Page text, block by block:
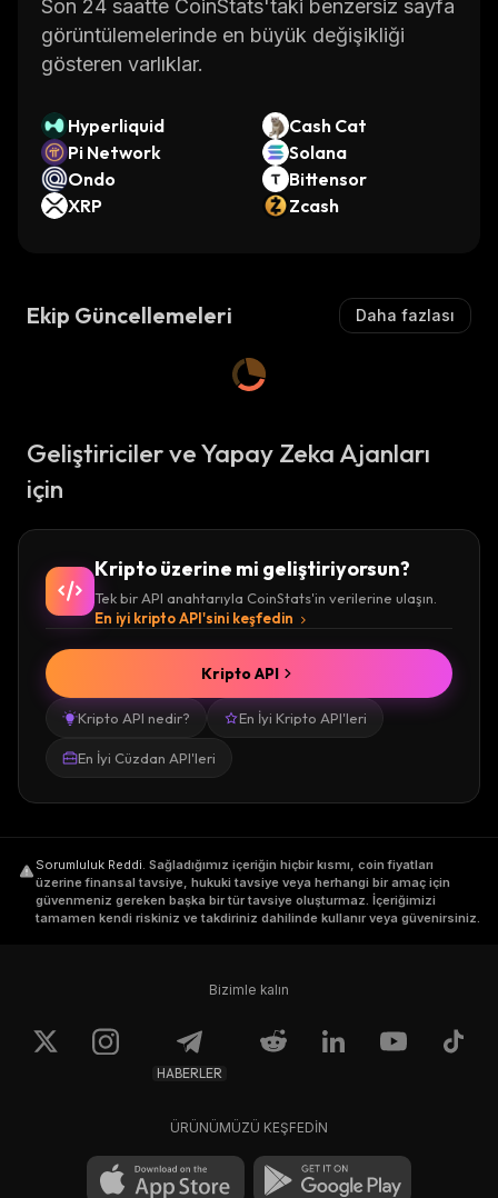
Son 24 saatte CoinStats'taki benzersiz sayfa
görüntülemelerinde en büyük değişikliği
gösteren varlıklar.
Hyperliquid
Cash Cat
Pi Network
Solana
Ondo
Bittensor
XRP
Zcash
Ekip Güncellemeleri Daha fazlası
Geliştiriciler ve Yapay Zeka Ajanları
için
Kripto üzerine mi geliştiriyorsun?
Tek bir API anahtarıyla CoinStats'in verilerine ulaşın.
En iyi kripto API'sini keşfedin
Kripto API nedir? En İyi Kripto API'leri
En İyi Cüzdan API'leri
Kripto API
Sorumluluk Reddi. Sağladığımız içeriğin hiçbir kısmı, coin fiyatları
üzerine finansal tavsiye, hukuki tavsiye veya herhangi bir amaç için
güvenmeniz gereken başka bir tür tavsiye oluşturmaz. İçeriğimizi
tamamen kendi riskiniz ve takdiriniz dahilinde kullanır veya güvenirsiniz.
Bizimle kalın
HABERLER
ÜRÜNÜMÜZÜ KEŞFEDİN